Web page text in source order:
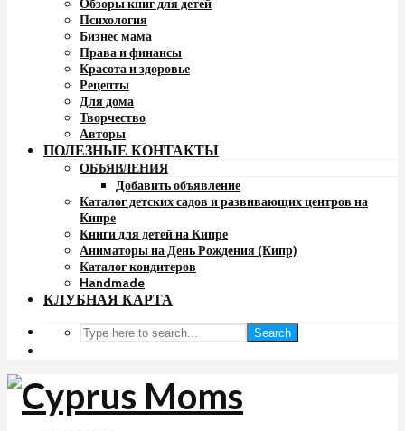
Обзоры книг для детей
Психология
Бизнес мама
Права и финансы
Красота и здоровье
Рецепты
Для дома
Творчество
Авторы
ПОЛЕЗНЫЕ КОНТАКТЫ
ОБЪЯВЛЕНИЯ
Добавить объявление
Каталог детских садов и развивающих центров на
Кипре
Книги для детей на Кипре
Аниматоры на День Рождения (Кипр)
Каталог кондитеров
Handmade
КЛУБНАЯ КАРТА
Search